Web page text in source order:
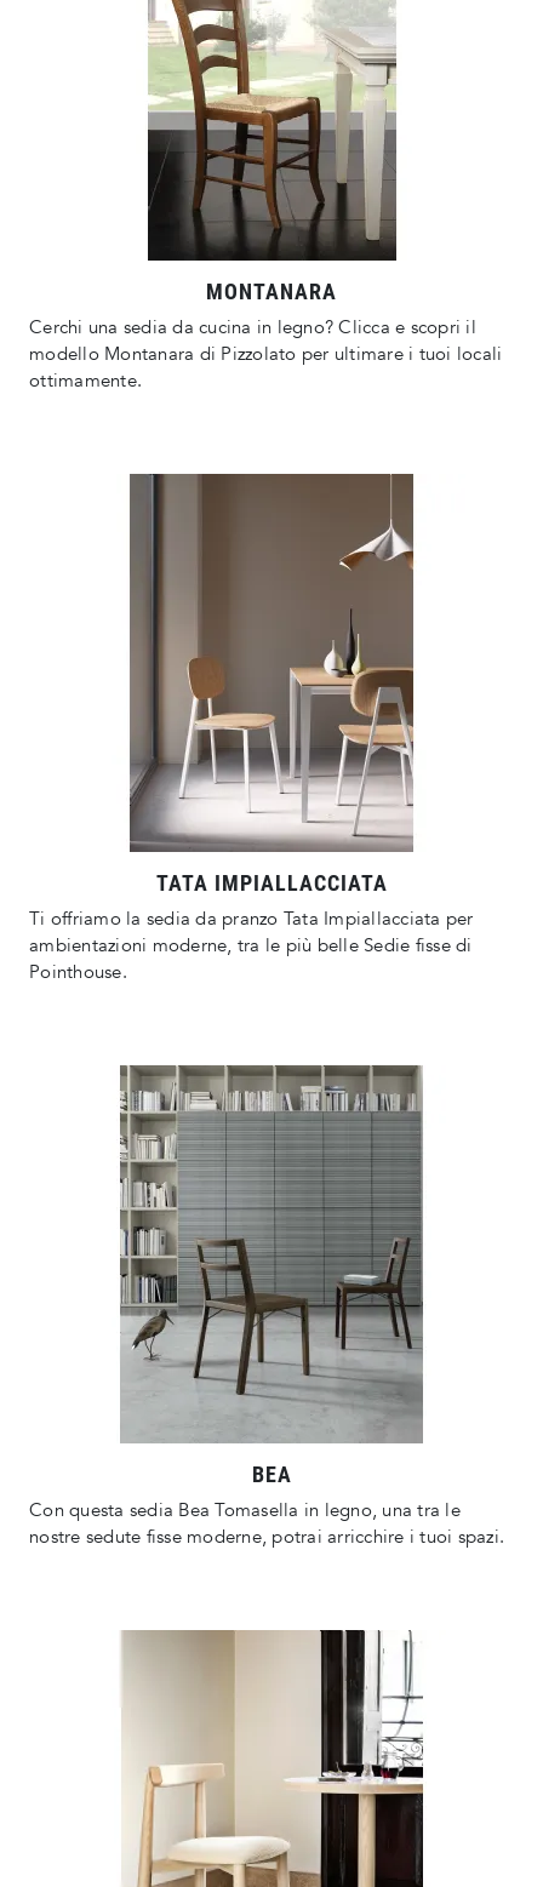
MONTANARA
Cerchi una sedia da cucina in legno? Clicca e scopri il
modello Montanara di Pizzolato per ultimare i tuoi locali
ottimamente.
TATA IMPIALLACCIATA
Ti offriamo la sedia da pranzo Tata Impiallacciata per
ambientazioni moderne, tra le più belle Sedie fisse di
Pointhouse.
BEA
Con questa sedia Bea Tomasella in legno, una tra le
nostre sedute fisse moderne, potrai arricchire i tuoi spazi.